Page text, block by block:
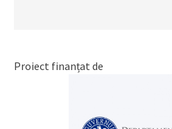
Proiect finanțat de